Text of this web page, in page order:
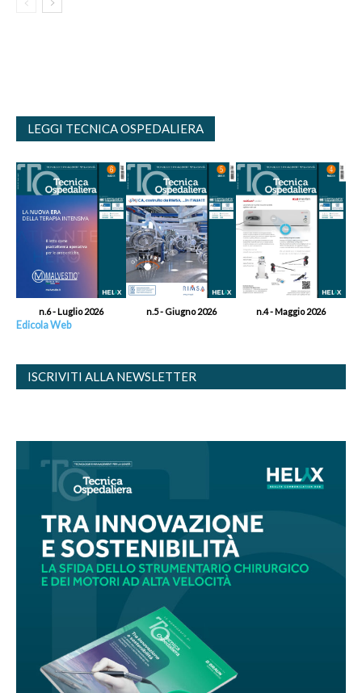
LEGGI TECNICA OSPEDALIERA
n.6 - Luglio 2026 n.5 - Giugno 2026 n.4 - Maggio 2026
Edicola Web
ISCRIVITI ALLA NEWSLETTER